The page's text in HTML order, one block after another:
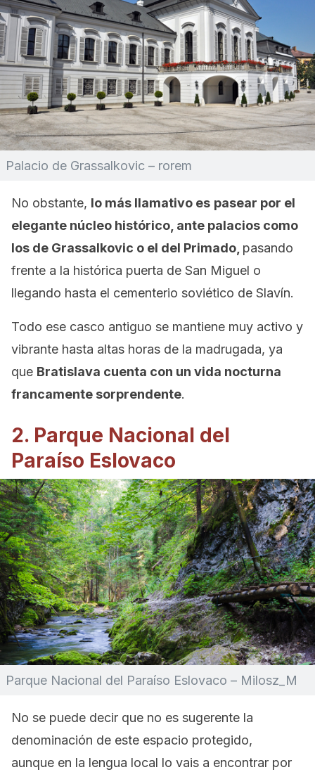
Palacio de Grassalkovic – rorem
No obstante, lo más llamativo es pasear por el
elegante núcleo histórico, ante palacios como
los de Grassalkovic o el del Primado, pasando
frente a la histórica puerta de San Miguel o
llegando hasta el cementerio soviético de Slavín.
Todo ese casco antiguo se mantiene muy activo y
vibrante hasta altas horas de la madrugada, ya
que Bratislava cuenta con un vida nocturna
francamente sorprendente.
2. Parque Nacional del
Paraíso Eslovaco
Parque Nacional del Paraíso Eslovaco – Milosz_M
No se puede decir que no es sugerente la
denominación de este espacio protegido,
aunque en la lengua local lo vais a encontrar por